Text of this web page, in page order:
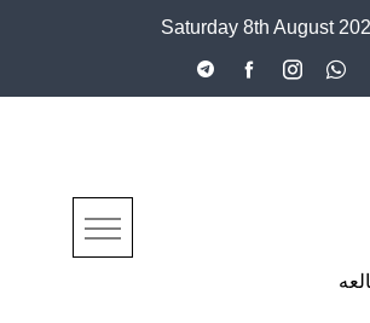
Saturday 8th August